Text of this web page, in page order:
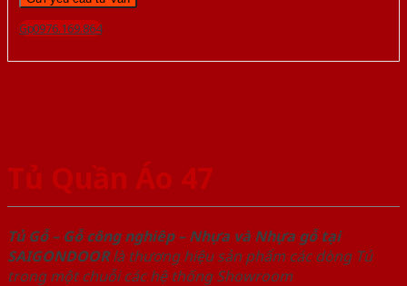
Gọi 0976.169.864
Tủ Quần Áo 47
Tủ Gỗ – Gỗ công nghiêp – Nhựa và Nhựa gỗ tại
SAIGONDOORlà thương hiệu sản phẩm các dòng Tủ
trong một chuỗi các hệ thống Showroom